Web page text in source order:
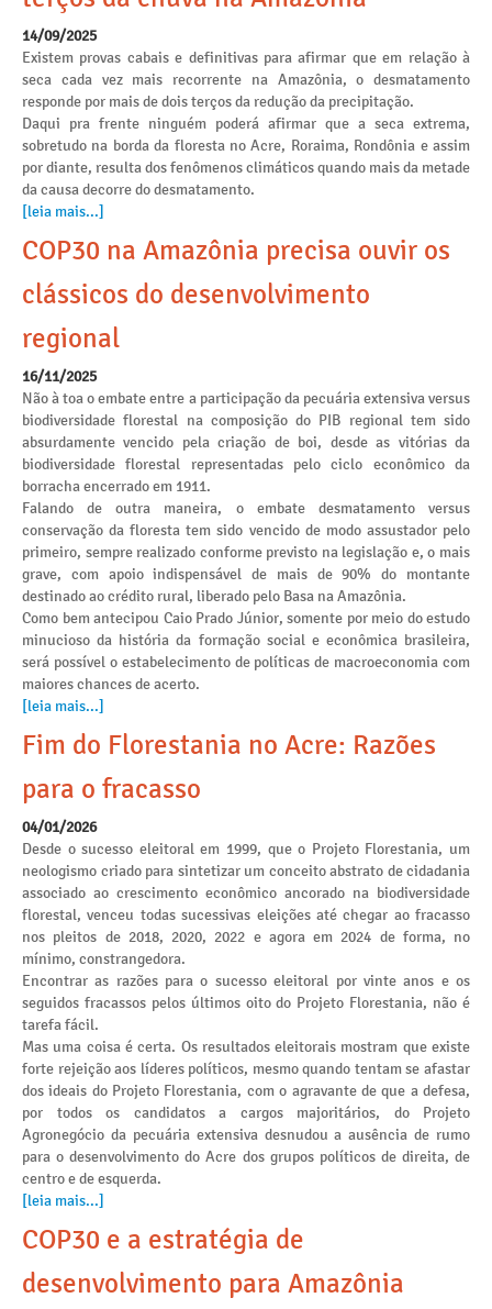
14/09/2025
Existem provas cabais e definitivas para afirmar que em relação à
seca cada vez mais recorrente na Amazônia, o desmatamento
responde por mais de dois terços da redução da precipitação.
Daqui pra frente ninguém poderá afirmar que a seca extrema,
sobretudo na borda da floresta no Acre, Roraima, Rondônia e assim
por diante, resulta dos fenômenos climáticos quando mais da metade
da causa decorre do desmatamento.
[leia mais...]
COP30 na Amazônia precisa ouvir os
clássicos do desenvolvimento
regional
16/11/2025
Não à toa o embate entre a participação da pecuária extensiva versus
biodiversidade florestal na composição do PIB regional tem sido
absurdamente vencido pela criação de boi, desde as vitórias da
biodiversidade florestal representadas pelo ciclo econômico da
borracha encerrado em 1911.
Falando de outra maneira, o embate desmatamento versus
conservação da floresta tem sido vencido de modo assustador pelo
primeiro, sempre realizado conforme previsto na legislação e, o mais
grave, com apoio indispensável de mais de 90% do montante
destinado ao crédito rural, liberado pelo Basa na Amazônia.
Como bem antecipou Caio Prado Júnior, somente por meio do estudo
minucioso da história da formação social e econômica brasileira,
será possível o estabelecimento de políticas de macroeconomia com
maiores chances de acerto.
[leia mais...]
Fim do Florestania no Acre: Razões
para o fracasso
04/01/2026
Desde o sucesso eleitoral em 1999, que o Projeto Florestania, um
neologismo criado para sintetizar um conceito abstrato de cidadania
associado ao crescimento econômico ancorado na biodiversidade
florestal, venceu todas sucessivas eleições até chegar ao fracasso
nos pleitos de 2018, 2020, 2022 e agora em 2024 de forma, no
mínimo, constrangedora.
Encontrar as razões para o sucesso eleitoral por vinte anos e os
seguidos fracassos pelos últimos oito do Projeto Florestania, não é
tarefa fácil.
Mas uma coisa é certa. Os resultados eleitorais mostram que existe
forte rejeição aos líderes políticos, mesmo quando tentam se afastar
dos ideais do Projeto Florestania, com o agravante de que a defesa,
por todos os candidatos a cargos majoritários, do Projeto
Agronegócio da pecuária extensiva desnudou a ausência de rumo
para o desenvolvimento do Acre dos grupos políticos de direita, de
centro e de esquerda.
[leia mais...]
COP30 e a estratégia de
desenvolvimento para Amazônia